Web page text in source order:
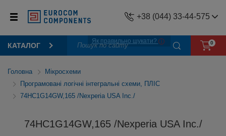
+38 (044) 33-44-575
КАТАЛОГ
Як правильно шукати? 0
Головна
Мікросхеми
Програмовані логічні інтегральні схеми, ПЛІС
74HC1G14GW,165 /Nexperia USA Inc./
74HC1G14GW,165 /Nexperia USA Inc./